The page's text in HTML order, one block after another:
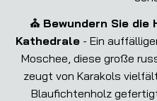
⛪ Bewundern Sie
Kathedrale - Ein
Moschee, diese große
zeugt von Karakols
Blaufichtenholz